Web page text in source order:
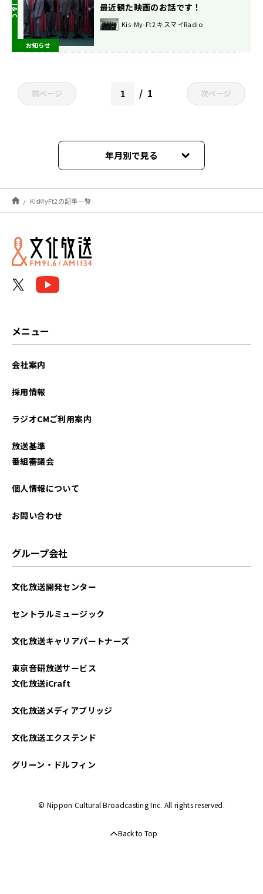
お知らせ
最近観た映画のお話です！
Kis-My-Ft2 キスマイRadio
前ページ 1 次ページ
年月別で見る
2026年08月
2026年07月
2026年06月
2025年09月
2025年06月
2025年01月
2024年12月
2024年11月
KisMyFt2の記事一覧
メニュー
会社案内
採用情報
ラジオCMご利用案内
放送基準
番組審議会
個人情報について
お問い合わせ
グループ会社
文化放送開発センター
セントラルミュージック
文化放送キャリアパートナーズ
東京音研放送サービス
文化放送iCraft
文化放送メディアブリッジ
文化放送エクステンド
グリーン・ドルフィン
© Nippon Cultural Broadcasting Inc. All rights reserved.
Back to Top